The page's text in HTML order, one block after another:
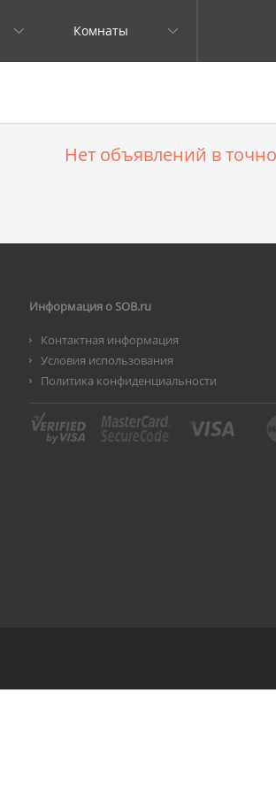
Комнаты
Нет объявлений в
Информация о SOB.ru
Контактная информация
Условия использования
Политика конфиденциальности